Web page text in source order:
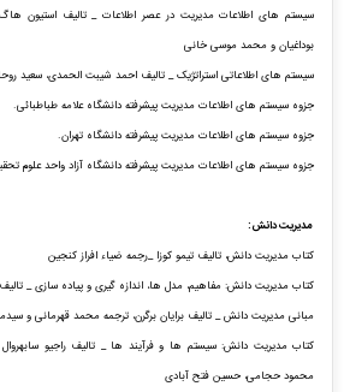
سیستم های اطلاعات مدیریت در عصر اطلاعات _ تالیف استیون
بوداغیان و محمد موسی خانی
سیستم های اطلاعاتی استراتژیک _ تالیف احمد شیبت الحمدی، سعید
جزوه سیستم های اطلاعات مدیریت پیشرفته دانشگاه علامه طباطبائی.
جزوه سیستم های اطلاعات مدیریت پیشرفته دانشگاه تهران.
جزوه سیستم های اطلاعات مدیریت پیشرفته دانشگاه آزاد واحد علوم
مدیریت دانش:
کتاب مدیریت دانش، تالیف تیمو کوزا _رجمه ضیاء افراز کنجین
کتاب مدیریت دانش: مفاهیم، مدل ها، اندازه گیری و پیاده سازی _
مبانی مدیریت دانش _ تالیف برایان برگرن، ترجمه محمد قهرمانی و
کتاب مدیریت دانش: سیستم ها و فرآیند ها _ تالیف راجیو سابهروال
محمود حجامی، حسین فتح آبادی